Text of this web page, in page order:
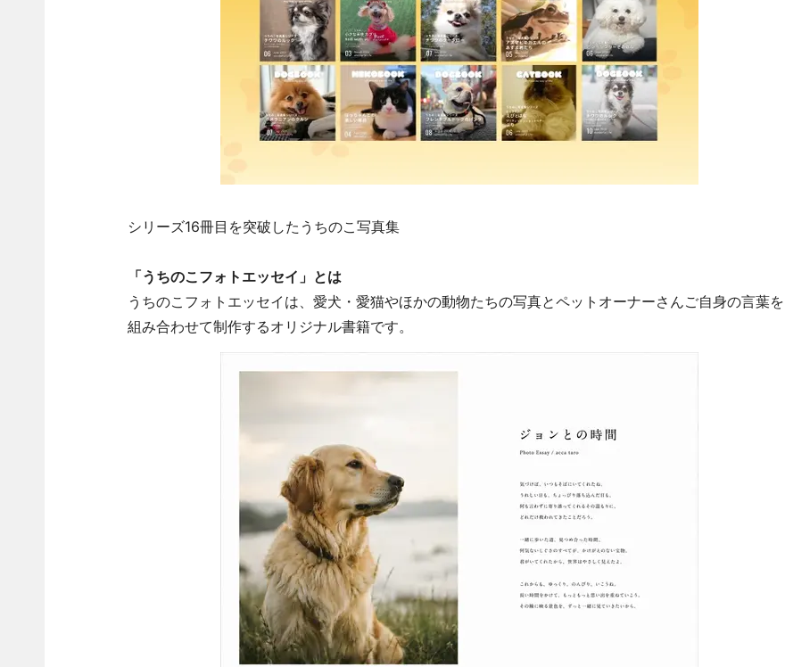
シリーズ16冊目を突破したうちのこ写真集
「うちのこフォトエッセイ」とは
うちのこフォトエッセイは、愛犬・愛猫やほかの動物たちの写真とペットオーナーさんご自身の言葉を
組み合わせて制作するオリジナル書籍です。